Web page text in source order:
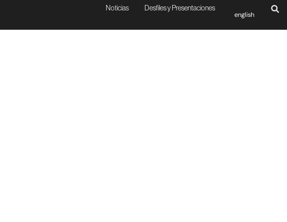
Noticias Desfiles y Presentaciones
english